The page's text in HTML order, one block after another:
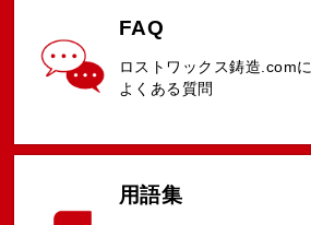
FAQ
ロストワックス鋳造.comに
よくある質問
用語集